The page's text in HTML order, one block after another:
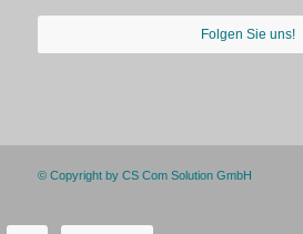
Folgen Sie uns!
© Copyright by CS Com Solution GmbH